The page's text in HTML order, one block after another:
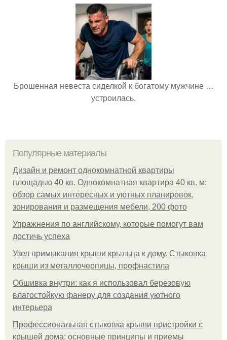
Брошенная невеста сиделкой к богатому мужчине …
устроилась.
Популярные материалы
Дизайн и ремонт однокомнатной квартиры
площадью 40 кв. Однокомнатная квартира 40 кв. м:
обзор самых интересных и уютных планировок,
зонирования и размещения мебели, 200 фото
Упражнения по английскому, которые помогут вам
достичь успеха
Узел примыкания крыши крыльца к дому. Стыковка
крыши из металлочерпицы, профнастила
Обшивка внутри: как я использовал березовую
влагостойкую фанеру для создания уютного
интерьера
Профессиональная стыковка крыши пристройки с
крышей дома: основные принципы и приемы